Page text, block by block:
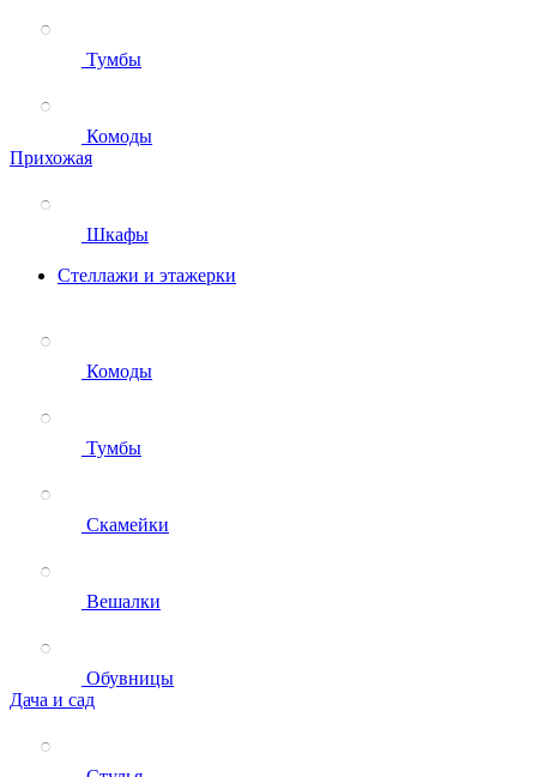
Тумбы
Комоды
Прихожая
Шкафы
Стеллажи и этажерки
Комоды
Тумбы
Скамейки
Вешалки
Обувницы
Дача и сад